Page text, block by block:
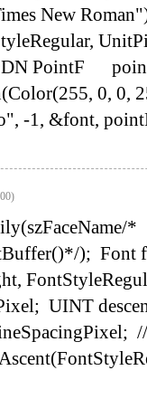
New
PointF
0, 0,
-1, &font,
*
); Font
UINT